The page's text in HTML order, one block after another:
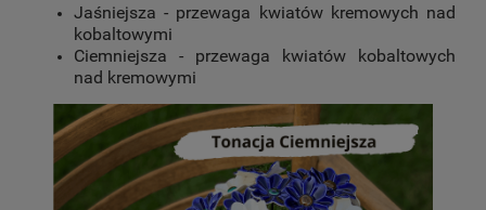
Jaśniejsza - przewaga kwiatów kremowych nad
kobaltowymi
Ciemniejsza - przewaga kwiatów kobaltowych
nad kremowymi